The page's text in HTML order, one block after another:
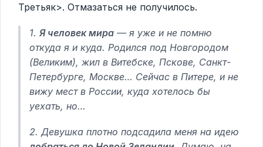
Третьяк>. Отмазаться не получилось.
1. Я человек мира — я уже и не помню
откуда я и куда. Родился под Новгородом
(Великим), жил в Витебске, Пскове, Санкт-
Петербурге, Москве… Сейчас в Питере, и не
вижу мест в России, куда хотелось бы
уехать, но…
2. Девушка плотно подсадила меня на идею